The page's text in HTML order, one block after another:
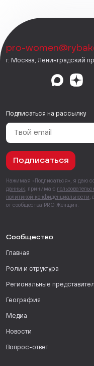
pro-
г. Москва, Ленинградский
Подписаться на рассылку
Подписаться
Нажимая «Подписаться», я даю
данных , принимаю
политикой конфиденциальности ,
от сообщества PRO Женщин.
Сообщество
Главная
Роли и структура
Региональные
География
Медиа
Новости
Вопрос-ответ